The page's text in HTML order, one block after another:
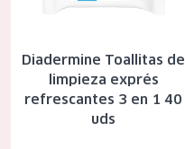
Crema de día
Crema de noche
Diadermine Toallitas de
limpieza exprés
refrescantes 3 en 1 40
uds